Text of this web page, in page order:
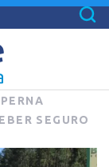
SEGURO